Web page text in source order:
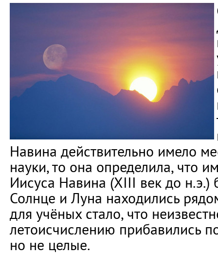
Навина действительно имело
науки, то она определила, что
Иисуса Навина (XIII век до н.э.)
Солнце и Луна находились
для учёных стало, что
летоисчислению прибавились
но не целые.